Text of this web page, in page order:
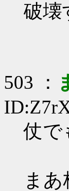
破壊
503 ：
仗で
ま